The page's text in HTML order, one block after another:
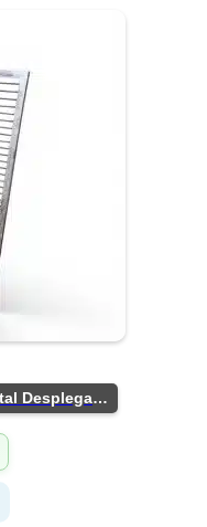
Parrilla De Hierro Con Metal Desplegado